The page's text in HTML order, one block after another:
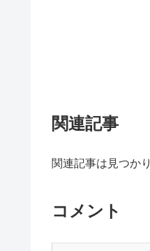
関連記事
関連記事は見つか
コメント